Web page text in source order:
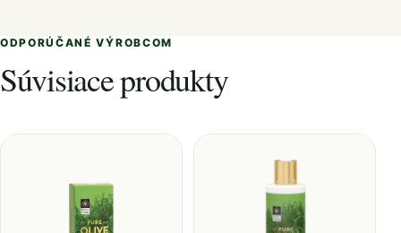
ODPORÚČANÉ VÝROBCOM
Súvisiace produkty